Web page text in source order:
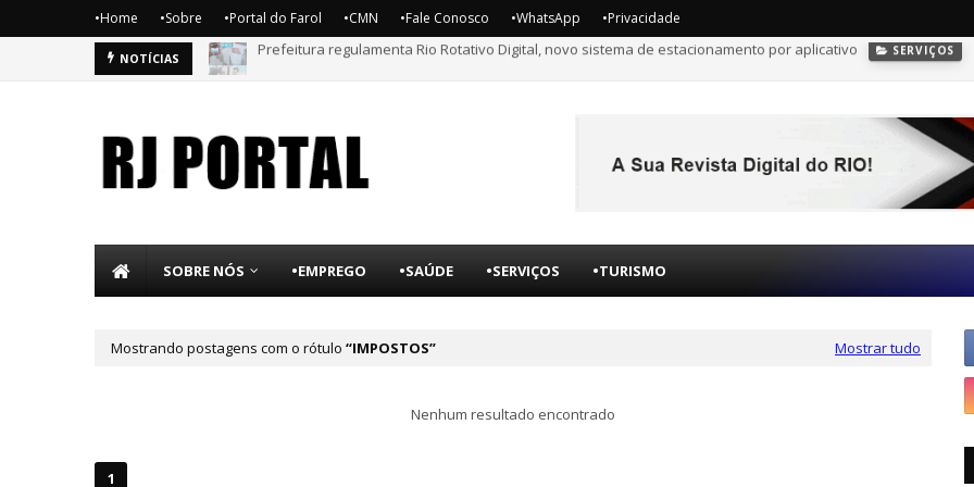
•Home •Sobre •Portal do Farol •CMN •Fale Conosco •WhatsApp •Privacidade
NOTÍCIAS
Prefeitura regulamenta Rio Rotativo Digital, novo sistema de estacionamento por aplicativo
Autonomia e Renda abre inscrições para vagas gratuitas em curso técnico voltado ao mercado de óleo e gás
SOBRE NÓS •EMPREGO •SAÚDE •SERVIÇOS •TURISMO
Mostrando postagens com o rótulo IMPOSTOS Mostrar tudo
Nenhum resultado encontrado
1